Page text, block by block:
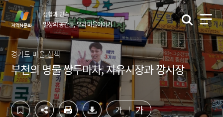
컨
텐
츠
영
역
바
로
가
기
하
단
영
역
바
로
가
기
생활과 민속
일상의 공간들, 우리 마을이야기
경기도 마을 산책
부천의 명물 쌍두마차, 자유시장과 깡시장
가 가